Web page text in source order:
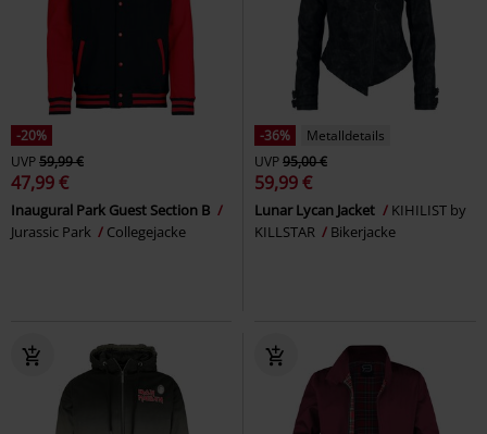
-20%
UVP59,99 €
47,99 €
Inaugural Park Guest Section B
Jurassic Park
Collegejacke
-36%
Metalldetails
UVP95,00 €
59,99 €
Lunar Lycan Jacket
KIHILIST by
KILLSTAR
Bikerjacke